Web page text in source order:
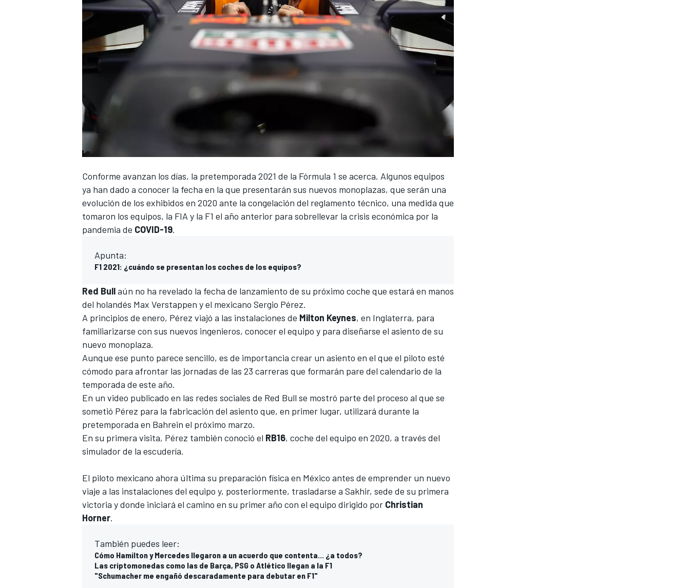
Conforme avanzan los días, la pretemporada 2021 de la Fórmula 1 se acerca. Algunos equipos
ya han dado a conocer la fecha en la que presentarán sus nuevos monoplazas, que serán una
evolución de los exhibidos en 2020 ante la congelación del reglamento técnico, una medida que
tomaron los equipos, la FIA y la F1 el año anterior para sobrellevar la crisis económica por la
pandemia de COVID-19.
Apunta:
F1 2021: ¿cuándo se presentan los coches de los equipos?
Red Bullaún no ha revelado la fecha de lanzamiento de su próximo coche que estará en manos
del holandés Max Verstappen y el mexicano Sergio Pérez.
A principios de enero, Pérez viajó a las instalaciones de Milton Keynes, en Inglaterra, para
familiarizarse con sus nuevos ingenieros, conocer el equipo y para diseñarse el asiento de su
nuevo monoplaza.
Aunque ese punto parece sencillo, es de importancia crear un asiento en el que el piloto esté
cómodo para afrontar las jornadas de las 23 carreras que formarán pare del calendario de la
temporada de este año.
En un video publicado en las redes sociales de Red Bull se mostró parte del proceso al que se
sometió Pérez para la fabricación del asiento que, en primer lugar, utilizará durante la
pretemporada en Bahrein el próximo marzo.
En su primera visita, Pérez también conoció el RB16, coche del equipo en 2020, a través del
simulador de la escudería.
El piloto mexicano ahora última su preparación física en México antes de emprender un nuevo
viaje a las instalaciones del equipo y, posteriormente, trasladarse a Sakhir, sede de su primera
victoria y donde iniciará el camino en su primer año con el equipo dirigido por Christian
Horner.
También puedes leer:
Cómo Hamilton y Mercedes llegaron a un acuerdo que contenta... ¿a todos?
Las criptomonedas como las de Barça, PSG o Atlético llegan a la F1
"Schumacher me engañó descaradamente para debutar en F1"